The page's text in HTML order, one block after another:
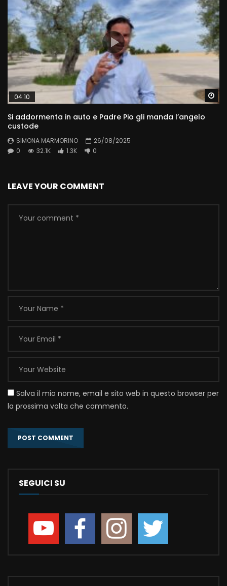
04:10
Si addormenta in auto e Padre Pio gli manda l’angelo
custode
SIMONA MARMORINO
26/08/2025
0
32.1K 1.3K 0
LEAVE YOUR COMMENT
Salva il mio nome, email e sito web in questo browser per
la prossima volta che commento.
SEGUICI SU